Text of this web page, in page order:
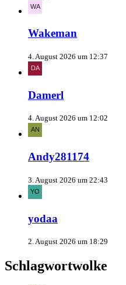
Wakeman
4. August 2026 um 12:37
Damerl
4. August 2026 um 12:02
Andy281174
3. August 2026 um 22:43
yodaa
2. August 2026 um 18:29
Schlagwortwolke